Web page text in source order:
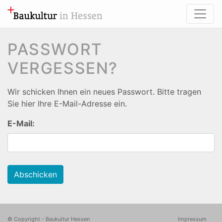
PASSWORT
VERGESSEN?
Wir schicken Ihnen ein neues Passwort. Bitte tragen
Sie hier Ihre E-Mail-Adresse ein.
E-Mail:
Abschicken
© Copyright - Baukultur Hessen Impressum